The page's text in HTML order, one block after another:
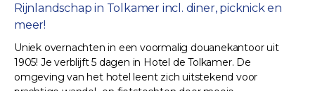
Rijnlandschap in Tolkamer incl. diner, picknick en
meer!
Uniek overnachten in een voormalig douanekantoor uit
1905! Je verblijft 5 dagen in Hotel de Tolkamer. De
omgeving van het hotel leent zich uitstekend voor